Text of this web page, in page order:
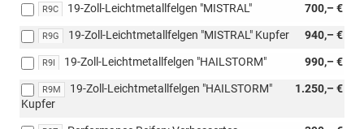
(Anhängevorrichtung
Vorbereitung)
R9C 700,– €
19-Zoll-Leichtmetallfelgen "MISTRAL"
R9G 940,– €
19-Zoll-Leichtmetallfelgen "MISTRAL" Kupfer
R9I 990,– €
19-Zoll-Leichtmetallfelgen "HAILSTORM"
R9M 1.250,– €
19-Zoll-Leichtmetallfelgen "HAILSTORM"
Kupfer